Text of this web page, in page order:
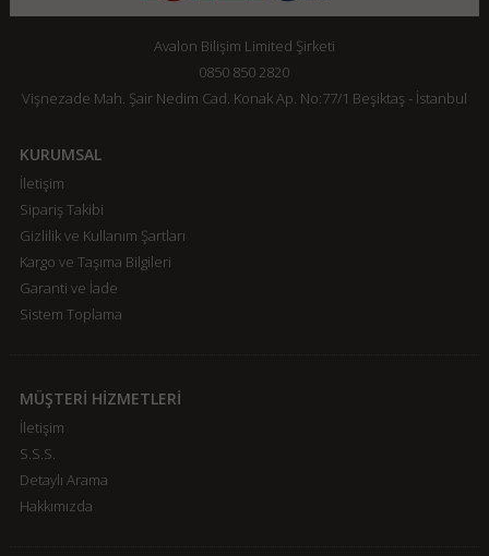
Avalon Bilişim Limited Şirketi
0850 850 2820
Vişnezade Mah. Şair Nedim Cad. Konak Ap. No:77/1 Beşiktaş - İstanbul
KURUMSAL
İletişim
Sipariş Takibi
Gizlilik ve Kullanım Şartları
Kargo ve Taşıma Bilgileri
Garanti ve İade
Sistem Toplama
MÜŞTERİ HİZMETLERİ
İletişim
S.S.S.
Detaylı Arama
Hakkımızda